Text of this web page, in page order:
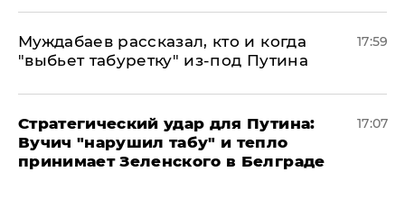
Муждабаев рассказал, кто и когда
"выбьет табуретку" из-под Путина
17:59
Стратегический удар для Путина:
Вучич "нарушил табу" и тепло
принимает Зеленского в Белграде
17:07